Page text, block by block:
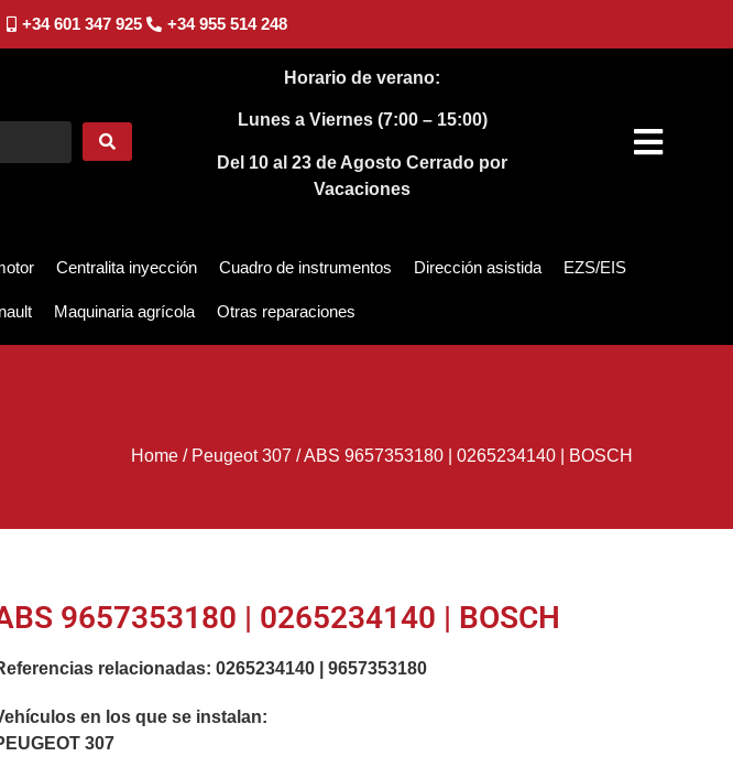
+34 601 347 925 +34 955 514 248
Horario de verano:
Lunes a Viernes (7:00 – 15:00)
Del 10 al 23 de AgostoCerrado por
Vacaciones
Centralita inyección Cuadro de instrumentos Dirección asistida EZS/EIS
Maquinaria agrícola Otras reparaciones
Home/ Peugeot 307 /ABS 9657353180 | 0265234140 | BOSCH
9657353180 | 0265234140 | BOSCH
relacionadas: 0265234140 9657353180
en los que se instalan:
307